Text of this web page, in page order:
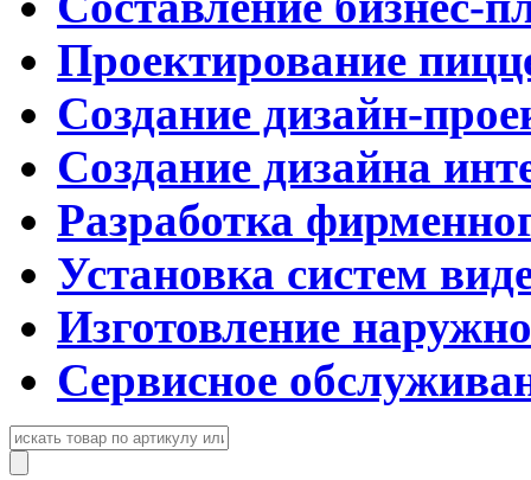
Проектирование
Создание дизайн-
Создание дизайна
Разработка
Установка систем
Изготовление
Сервисное